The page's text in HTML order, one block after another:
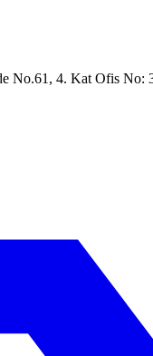
No.61, 4. Kat Ofis